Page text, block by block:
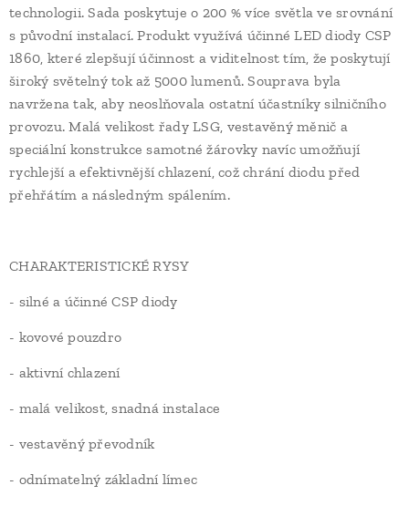
technologii. Sada poskytuje o 200 % více světla ve srovnání
s původní instalací. Produkt využívá účinné LED diody CSP
1860, které zlepšují účinnost a viditelnost tím, že poskytují
široký světelný tok až 5000 lumenů. Souprava byla
navržena tak, aby neoslňovala ostatní účastníky silničního
provozu. Malá velikost řady LSG, vestavěný měnič a
speciální konstrukce samotné žárovky navíc umožňují
rychlejší a efektivnější chlazení, což chrání diodu před
přehřátím a následným spálením.
CHARAKTERISTICKÉ RYSY
- silné a účinné CSP diody
- kovové pouzdro
- aktivní chlazení
- malá velikost, snadná instalace
- vestavěný převodník
- odnímatelný základní límec